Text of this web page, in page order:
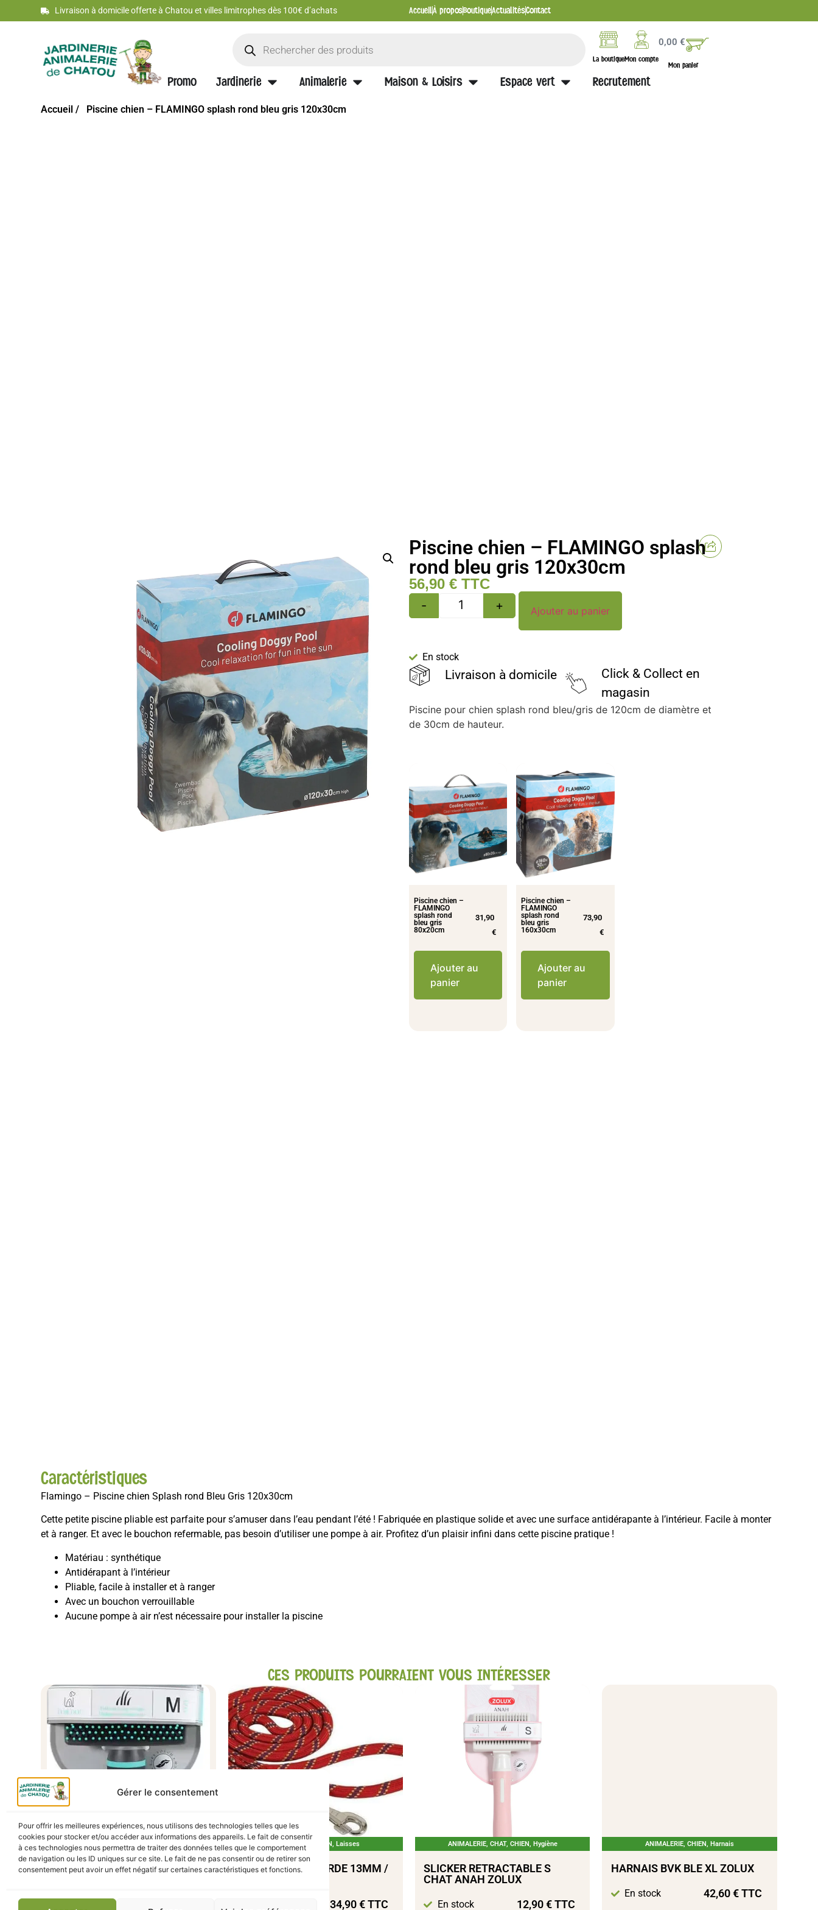
Gérer le consentement
Pour offrir les meilleures expériences, nous utilisons des technologies telles que les
cookies pour stocker et/ou accéder aux informations des appareils. Le fait de consentir
à ces technologies nous permettra de traiter des données telles que le comportement
de navigation ou les ID uniques sur ce site. Le fait de ne pas consentir ou de retirer son
consentement peut avoir un effet négatif sur certaines caractéristiques et fonctions.
Livraison à domicile offerte à Chatou et villes limitrophes dès 100€ d’achats AccueilÀ proposBoutiqueActualitésContact
La boutiqueMon compte
0,00€
Mon panier
Promo Jardinerie Animalerie Maison & Loisirs Espace vert Recrutement
Accueil / Piscine chien – FLAMINGO splash rond bleu gris 120x30cm
Piscine chien – FLAMINGO splash
rond bleu gris 120x30cm
56,90 €TTC
- + Ajouter au panier
En stock
Livraison à domicile
Click & Collect en
magasin
Piscine pour chien splash rond bleu/gris de 120cm de diamètre et
de 30cm de hauteur.
Piscine chien –
FLAMINGO
splash rond
bleu gris
80x20cm
31,90
€
Ajouter au
panier
Piscine chien –
FLAMINGO
splash rond
bleu gris
160x30cm
73,90
€
Ajouter au
panier
Caractéristiques
Flamingo – Piscine chien Splash rond Bleu Gris 120x30cm
Cette petite piscine pliable est parfaite pour s’amuser dans l’eau pendant l’été ! Fabriquée en plastique solide et avec une surface antidérapante à l’intérieur. Facile à monter
et à ranger. Et avec le bouchon refermable, pas besoin d’utiliser une pompe à air. Profitez d’un plaisir infini dans cette piscine pratique !
Matériau : synthétique
Antidérapant à l’intérieur
Pliable, facile à installer et à ranger
Avec un bouchon verrouillable
Aucune pompe à air n’est nécessaire pour installer la piscine
CES PRODUITS POURRAIENT VOUS INTÉRESSER
ANIMALERIE Brosserie, Brosserie, CHAT CHIEN
,
Hygiène,Hygiène
SLICKER ANAH DOUX M ZOLUX
En stock
ANIMALERIE CHIEN,Laisses
LAISSE NYLON CORDE 13MM /
34,90€TTC
ANIMALERIE, CHAT, CHIEN, Hygiène
SLICKER RETRACTABLE S
CHAT ANAH ZOLUX
En stock 12,90€TTC
ANIMALERIE,CHIEN,Harnais
HARNAIS BVK BLE XL ZOLUX
En stock 42,60€TTC